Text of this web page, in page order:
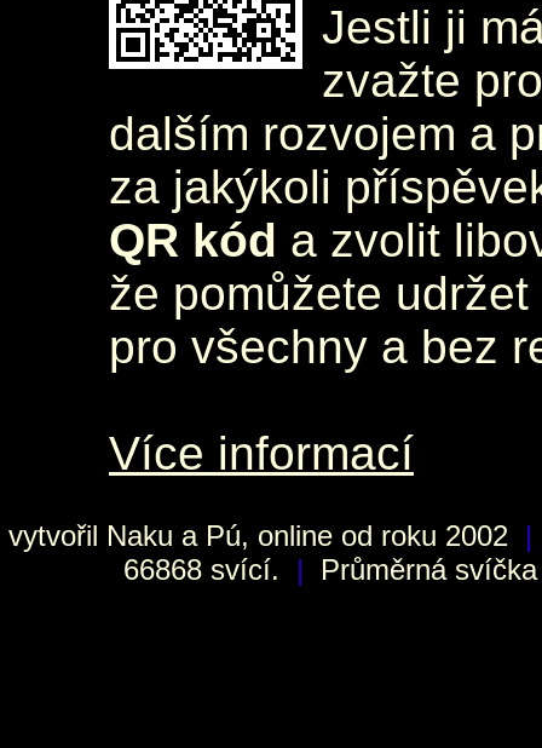
Jestli ji
zvažte
dalším rozvojem a
za jakýkoli
QR kód a zvolit
že pomůžete
pro všechny a bez
Více informací
vytvořil Naku a Pú, online od roku 2002 |
66868 svící.
| Průměrná